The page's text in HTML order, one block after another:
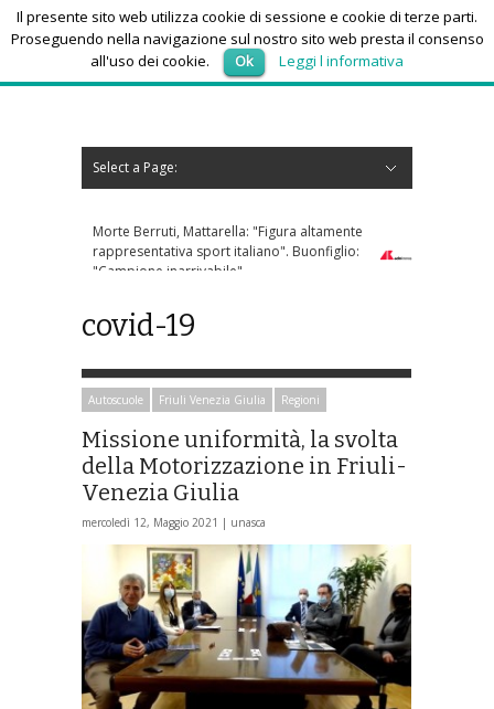
lunedì 10, Agosto 2026
Select a Page:
Morte Berruti, Mattarella: "Figura altamente
rappresentativa sport italiano". Buonfiglio:
"Campione inarrivabile"
covid-19
Autoscuole Friuli Venezia Giulia Regioni
Missione uniformità, la svolta
della Motorizzazione in Friuli-
Venezia Giulia
mercoledì 12, Maggio 2021 | unasca
Il presente sito web utilizza cookie di sessione e cookie di terze parti.
Proseguendo nella navigazione sul nostro sito web presta il consenso
all'uso dei cookie.
Ok Leggi l informativa